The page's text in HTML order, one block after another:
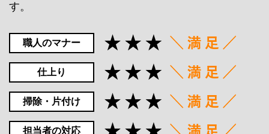
す。
職人のマナー
仕上り
掃除・片付け
担当者の対応